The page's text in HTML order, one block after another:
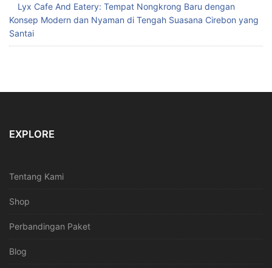
Lyx Cafe And Eatery: Tempat Nongkrong Baru dengan
Konsep Modern dan Nyaman di Tengah Suasana Cirebon yang
Santai
EXPLORE
Tentang Kami
Shop
Perbandingan Paket
Blog